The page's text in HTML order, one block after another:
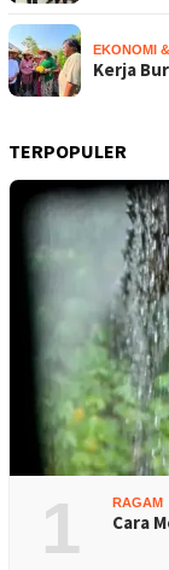
EKONOMI
Kerja
TERPOPULER
1 RAGAM
Cara